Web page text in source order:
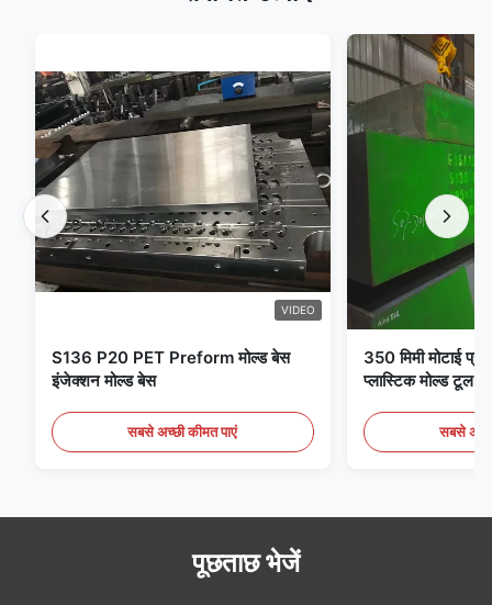
VIDEO
S136 P20 PET Preform मोल्ड बेस
इंजेक्शन मोल्ड बेस
सबसे अच्छी कीमत पाएं
350 मिमी मोटाई
प्लास्टिक मोल्ड टूल
सबसे
पूछताछ भेजें